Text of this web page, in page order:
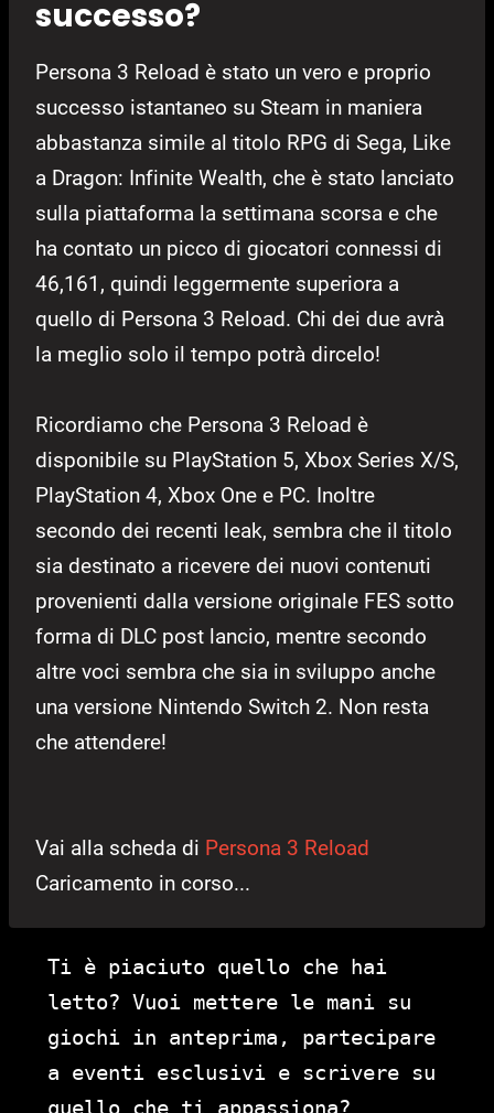
successo?
Persona 3 Reload è stato un vero e proprio
successo istantaneo su Steam in maniera
abbastanza simile al titolo RPG di Sega, Like
a Dragon: Infinite Wealth, che è stato lanciato
sulla piattaforma la settimana scorsa e che
ha contato un picco di giocatori connessi di
46,161, quindi leggermente superiora a
quello di Persona 3 Reload. Chi dei due avrà
la meglio solo il tempo potrà dircelo!
Ricordiamo che Persona 3 Reload è
disponibile su PlayStation 5, Xbox Series X/S,
PlayStation 4, Xbox One e PC. Inoltre
secondo dei recenti leak, sembra che il titolo
sia destinato a ricevere dei nuovi contenuti
provenienti dalla versione originale FES sotto
forma di DLC post lancio, mentre secondo
altre voci sembra che sia in sviluppo anche
una versione Nintendo Switch 2. Non resta
che attendere!
Vai alla scheda di Persona 3 Reload
Caricamento in corso...
Ti è piaciuto quello che hai
letto? Vuoi mettere le mani su
giochi in anteprima, partecipare
a eventi esclusivi e scrivere su
quello che ti appassiona?